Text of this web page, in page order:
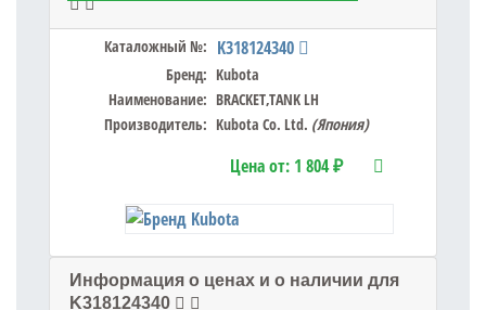
Каталожный №: K318124340
Бренд: Kubota
Наименование: BRACKET,TANK LH
Производитель: Kubota Co. Ltd. (Япония)
Цена от: 1 804 ₽
Информация о ценах и о наличии для
K318124340